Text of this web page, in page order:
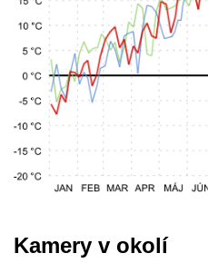
Kamery v okolí